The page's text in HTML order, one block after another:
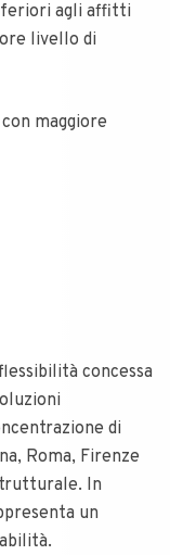
agli affitti
livello di
maggiore
concessa
di
Roma, Firenze
In
un